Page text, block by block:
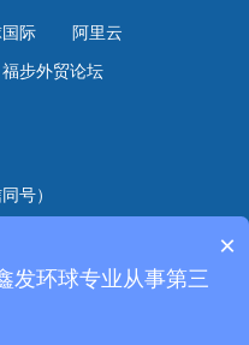
际
阿里云
福步外贸论坛
号）
环球国际货运有限公司
×
发环球专业从事第三